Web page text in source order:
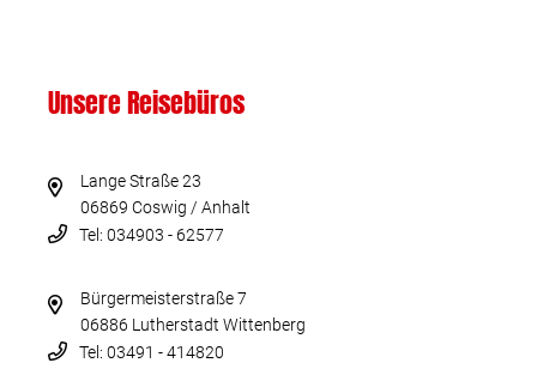
Unsere Reisebüros
Lange Straße 23
06869 Coswig / Anhalt
Tel: 034903 - 62577
Bürgermeisterstraße 7
06886 Lutherstadt Wittenberg
Tel: 03491 - 414820